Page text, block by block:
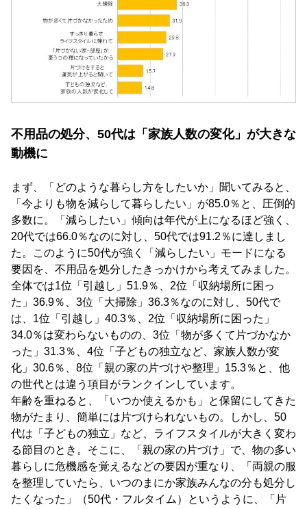
不用品の処分、50代は「家族人数の変化」が大きな
動機に
まず、「どのような暮らし方をしたいか」聞いてみると、
「今よりも物を減らして暮らしたい」が85.0％と、圧倒的
多数に。「減らしたい」傾向は年代が上になるほど強く、
20代では66.0％なのに対し、50代では91.2％に達しまし
た。このように50代が強く「減らしたい」モードになる
要因を、不用品を処分したきっかけから考えてみました。
全体では1位「引越し」51.9％、2位「収納場所に困っ
た」36.9％、3位「大掃除」36.3％なのに対し、50代で
は、1位「引越し」40.3％、2位「収納場所に困った」
34.0％は変わらないものの、3位「物が多くて片づかなか
った」31.3％、4位「子どもの独立など、家族人数が変
化」30.6％、8位「親の家の片づけや整理」15.3％と、他
の世代とは違う項目がランクインしています。
年齢を重ねると、「いつか使えるかも」と保留にしてきた
物がたまり、簡単には片づけられないもの。しかし、50
代は「子どもの独立」など、ライフスタイルが大きく変わ
る節目のとき。そこに、「親の家の片づけ」で、物の多い
暮らしに危機感を覚えるなどの要因が重なり、「両親の服
を整理していたら、いつのまにか家族みんなの分も処分し
たくなった」（50代・フルタイム）というように、「片